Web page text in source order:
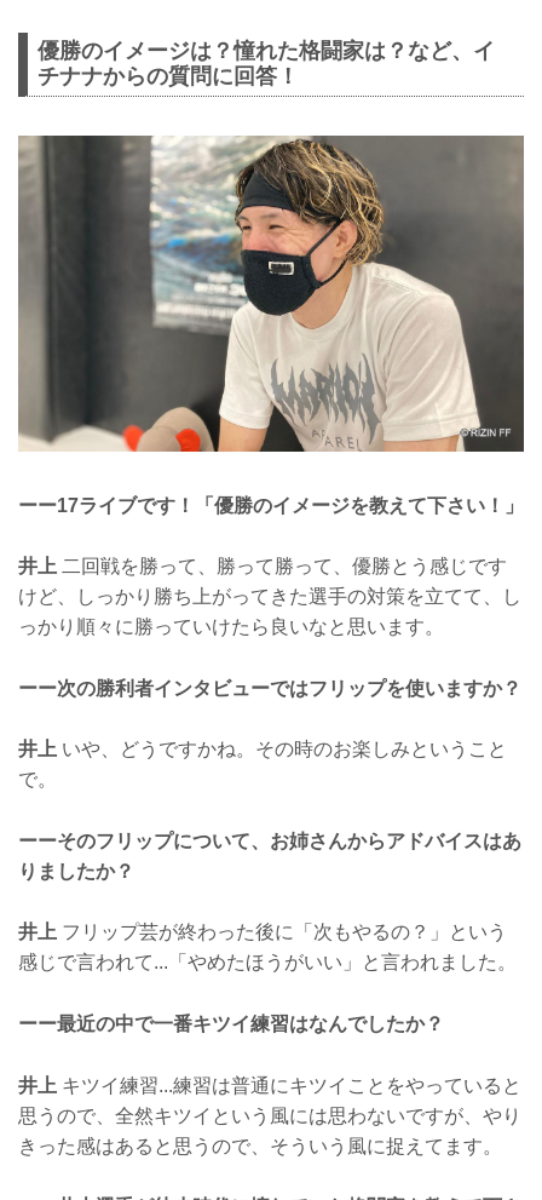
優勝のイメージは？憧れた格闘家は？など、イ
チナナからの質問に回答！
ーー17ライブです！「優勝のイメージを教えて下さい！」
井上 二回戦を勝って、勝って勝って、優勝とう感じです
けど、しっかり勝ち上がってきた選手の対策を立てて、し
っかり順々に勝っていけたら良いなと思います。
ーー次の勝利者インタビューではフリップを使いますか？
井上 いや、どうですかね。その時のお楽しみということ
で。
ーーそのフリップについて、お姉さんからアドバイスはあ
りましたか？
井上 フリップ芸が終わった後に「次もやるの？」という
感じで言われて...「やめたほうがいい」と言われました。
ーー最近の中で一番キツイ練習はなんでしたか？
井上 キツイ練習...練習は普通にキツイことをやっていると
思うので、全然キツイという風には思わないですが、やり
きった感はあると思うので、そういう風に捉えてます。